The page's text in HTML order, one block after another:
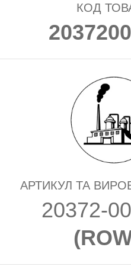
КОД
АРТИКУЛ ТА
20372-
(